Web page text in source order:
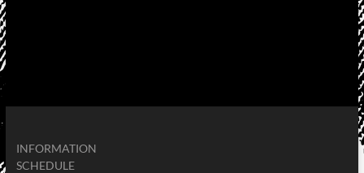
INFORMATION
SCHEDULE